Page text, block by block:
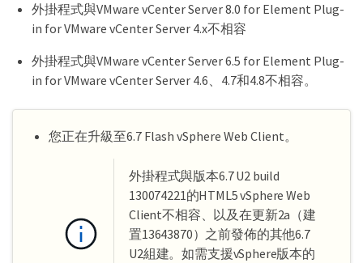
外掛程式與VMware vCenter Server 8.0 for Element Plug-
in for VMware vCenter Server 4.x不相容
外掛程式與VMware vCenter Server 6.5 for Element Plug-
in for VMware vCenter Server 4.6、4.7和4.8不相容。
您正在升級至6.7 Flash vSphere Web Client。
外掛程式與版本6.7 U2 build
130074221的HTML5 vSphere Web
Client不相容、以及在更新2a（建
置13643870）之前發佈的其他6.7
U2組建。如需支援vSphere版本的